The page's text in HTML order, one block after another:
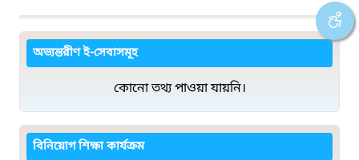
অভ্যন্তরীণ ই-সেবাসমূহ
কোনো তথ্য পাওয়া যায়নি।
বিনিয়োগ শিক্ষা কার্যক্রম